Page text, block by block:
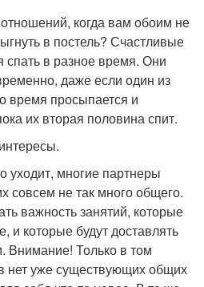
когда вам обоим не
в постель? Счастливые
спать в разное время. Они
даже если один из
время просыпается и
их вторая половина спит.
уходит, многие партнеры
совсем не так много общего.
важность занятий, которые
и которые будут доставлять
Внимание! Только в том
нет уже существующих общих